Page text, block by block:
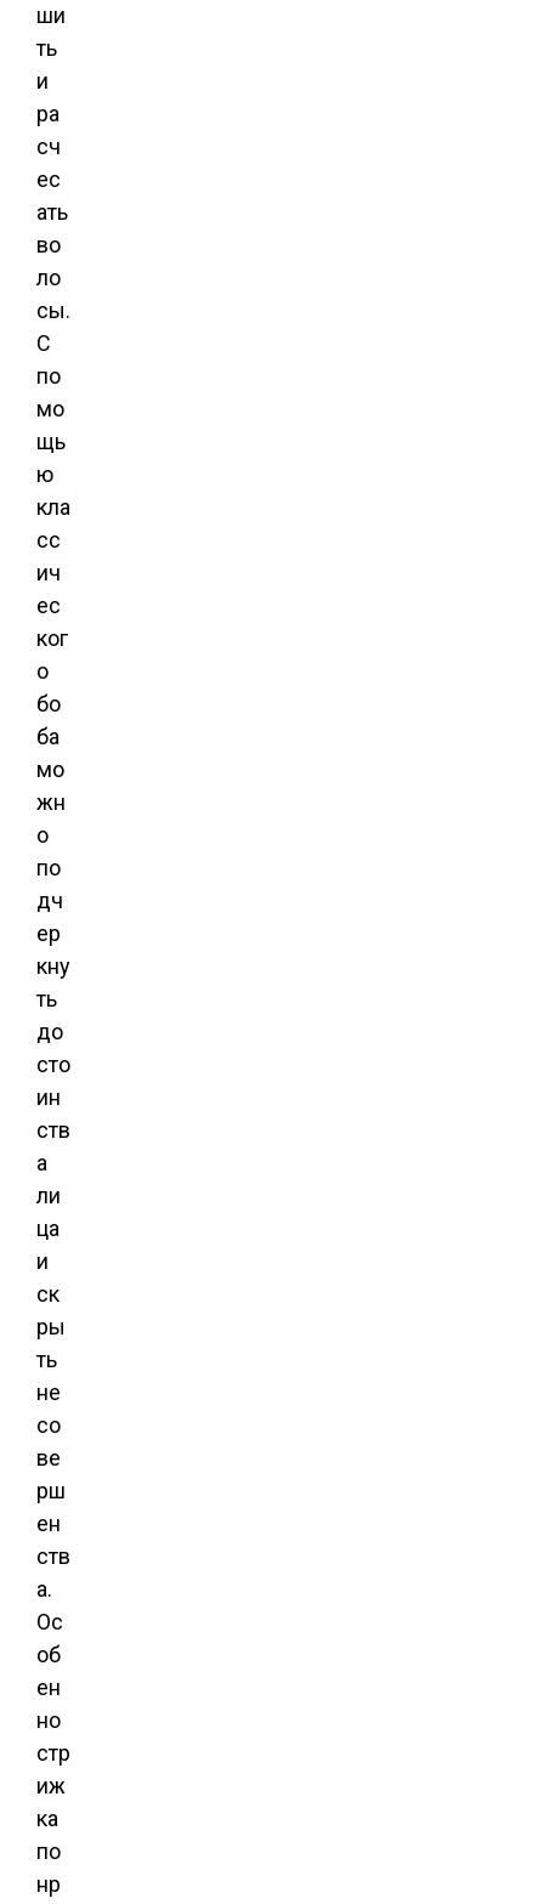
ши
ть
и
ра
сч
ес
ать
во
ло
сы.
С
по
мо
щь
ю
кла
сс
ич
ес
ког
о
бо
ба
мо
жн
о
по
дч
ер
кну
ть
до
сто
ин
ств
а
ли
ца
и
ск
ры
ть
не
со
ве
рш
ен
ств
а.
Ос
об
ен
но
стр
иж
ка
по
нр